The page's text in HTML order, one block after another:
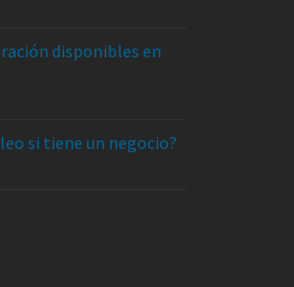
disponibles en
si tiene un negocio?